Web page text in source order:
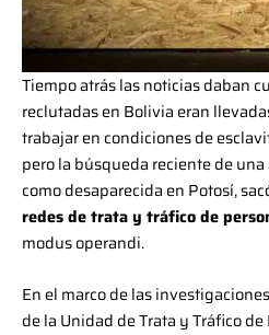
Tiempo atrás las noticias daban
reclutadas en Bolivia eran
trabajar en condiciones de
pero la búsqueda reciente de
como desaparecida en Potosí,
redes de trata y tráfico de
modus operandi.
En el marco de las
de la Unidad de Trata y Tráfico